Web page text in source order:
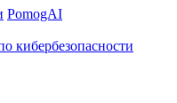
PomogAI
кибербезопасности